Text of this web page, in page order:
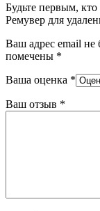
Будьте первым,
Ремувер для
Ваш адрес email не
помечены *
Ваша оценка *
Ваш отзыв *